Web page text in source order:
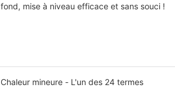
fond, mise à niveau efficace et sans souci !
Chaleur mineure - L'un des 24 termes